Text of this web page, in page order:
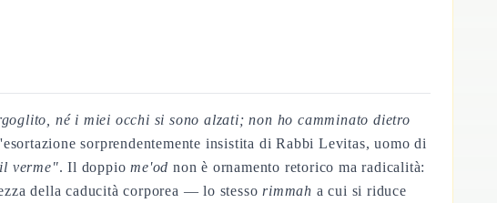
né i miei occhi si sono alzati; non ho camminato dietro
sorprendentemente insistita di Rabbi Levitas, uomo di
verme". Il doppiome'od non è ornamento retorico ma radicalità:
della caducità corporea — lo stesso rimmah a cui si riduce